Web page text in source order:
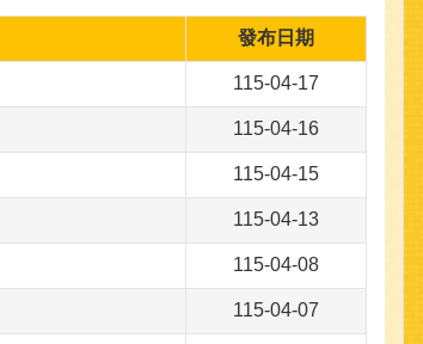
發布日期
115-04-17
115-04-16
115-04-15
115-04-13
115-04-08
115-04-07